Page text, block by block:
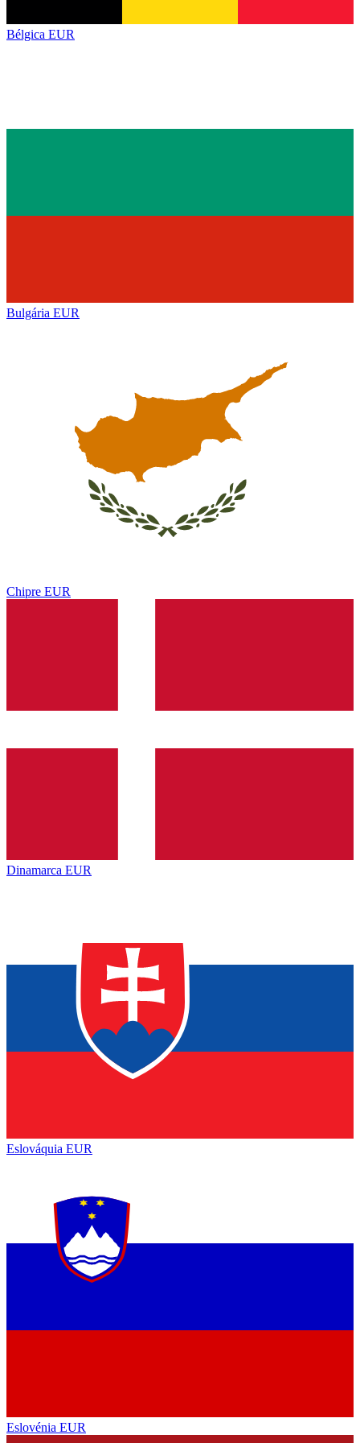
Bélgica EUR
Bulgária EUR
Chipre EUR
Dinamarca EUR
Eslováquia EUR
Eslovénia EUR